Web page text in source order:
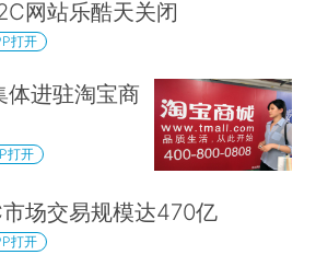
网站乐酷天关闭
打开
进驻淘宝商
打开
场交易规模达470亿
打开